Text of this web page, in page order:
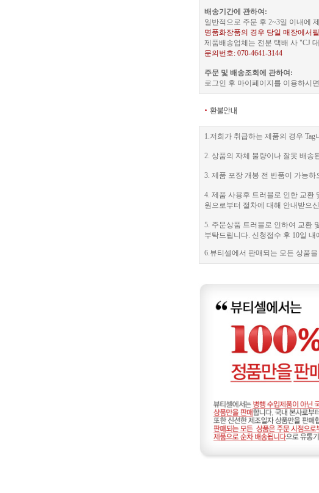
배송기간에 관하여:
일반적으로 주문 후 2~3일 이내에
명품화장품의 경우 당일 매장에서
제품배송업체는 전분 택배 사 "CJ
문의번호: 070-4641-3144
주문 및 배송조회에 관하여:
로그인 후 마이페이지를 이용하시
1.저희가 취급하는 제품의 경우
2. 상품의 자체 불량이나 잘못 배송
3. 제품 포장 개봉 전 반품이 가능
4. 제품 사용후 트러블로 인한 교환
원으로부터 절차에 대해 안내받으
5. 주문상품 트러블로 인하여 교환
부탁드립니다. 신청접수 후 10일
6.뷰티셀에서 판매되는 모든 상품을